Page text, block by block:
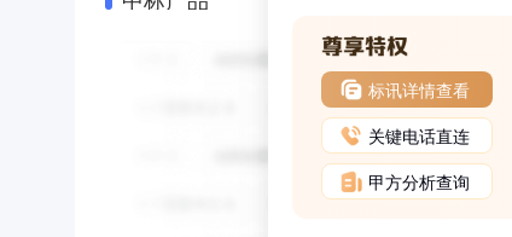
标讯详情查看
关键电话直连
甲方分析查询